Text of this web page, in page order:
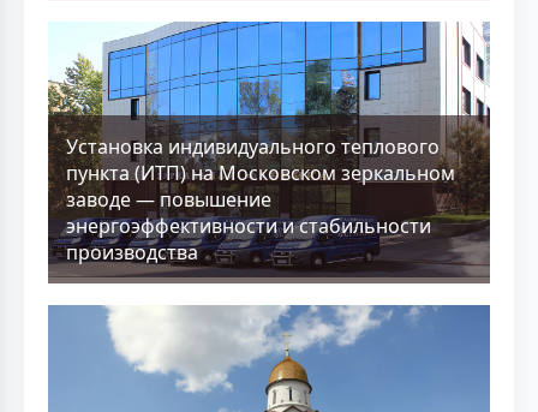
Установка индивидуального теплового
пункта (ИТП) на Московском зеркальном
заводе — повышение
энергоэффективности и стабильности
производства